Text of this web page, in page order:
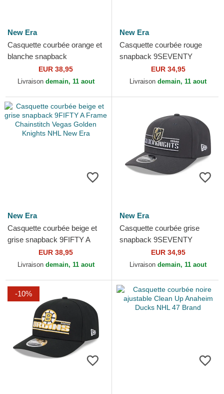
New Era
Casquette courbée orange et
blanche snapback
19TWENTY Embroidered
Patch Anaheim Ducks NHL
EUR 38,95
Livraison demain, 11 aout
New Era
Casquette courbée rouge
snapback 9SEVENTY
Stretch Snap Stated Detroit
Red Wings NHL New Era
EUR 34,95
Livraison demain, 11 aout
New Era
Casquette courbée beige et
grise snapback 9FIFTY A
Frame Chainstitch Vegas
Golden Knights NHL New...
EUR 38,95
Livraison demain, 11 aout
New Era
Casquette courbée grise
snapback 9SEVENTY
Stretch Snap Stated Vegas
Golden Knights NHL New Era
EUR 34,95
Livraison demain, 11 aout
-10%